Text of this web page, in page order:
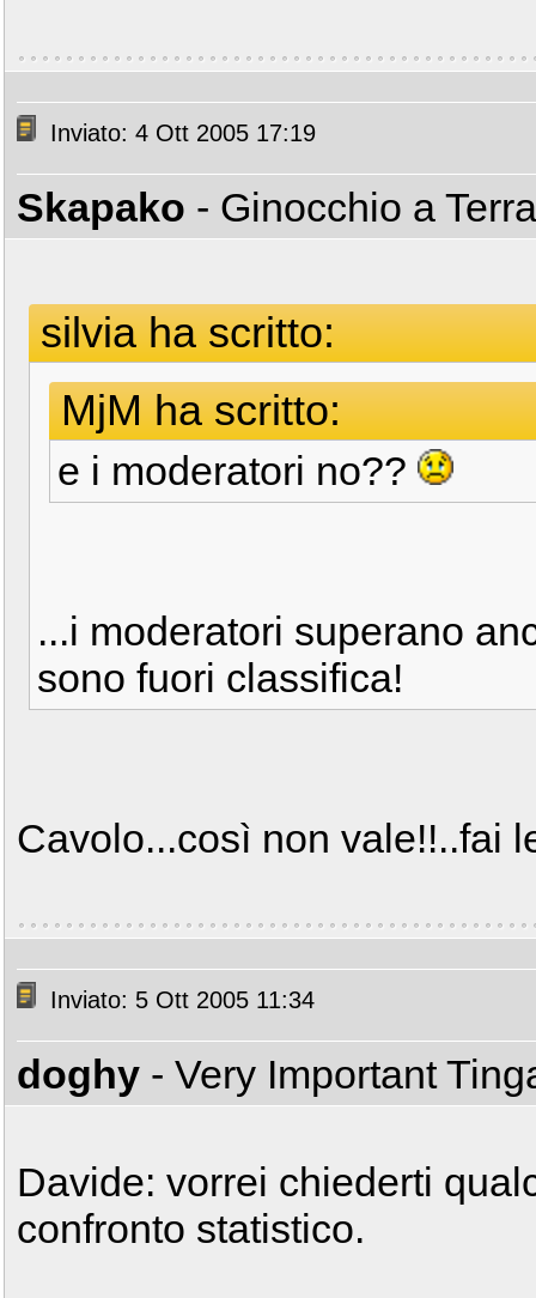
Inviato: 4 Ott 2005 17:19
Skapako - Ginocchio a
silvia ha scritto:
MjM ha scritto:
e i moderatori no??
...i moderatori superano
sono fuori classifica!
Cavolo...così non vale!!..fai
Inviato: 5 Ott 2005 11:34
doghy - Very Important
Davide: vorrei chiederti
confronto statistico.